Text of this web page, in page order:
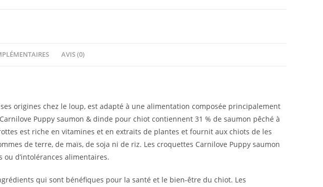
AVIS (0)
origines chez le loup, est adapté à une alimentation composée principalement
Puppy saumon & dinde pour chiot contiennent 31 % de saumon pêché à
est riche en vitamines et en extraits de plantes et fournit aux chiots de les
de terre, de maïs, de soja ni de riz. Les croquettes Carnilove Puppy saumon
d’intolérances alimentaires.
qui sont bénéfiques pour la santé et le bien-être du chiot. Les